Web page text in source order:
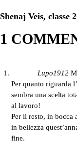
Shenaj Veis, classe
1
Lupo1912
Per quanto riguarda
sembra una scelta
al lavoro!
Per il resto, in bocca
in bellezza
fine.